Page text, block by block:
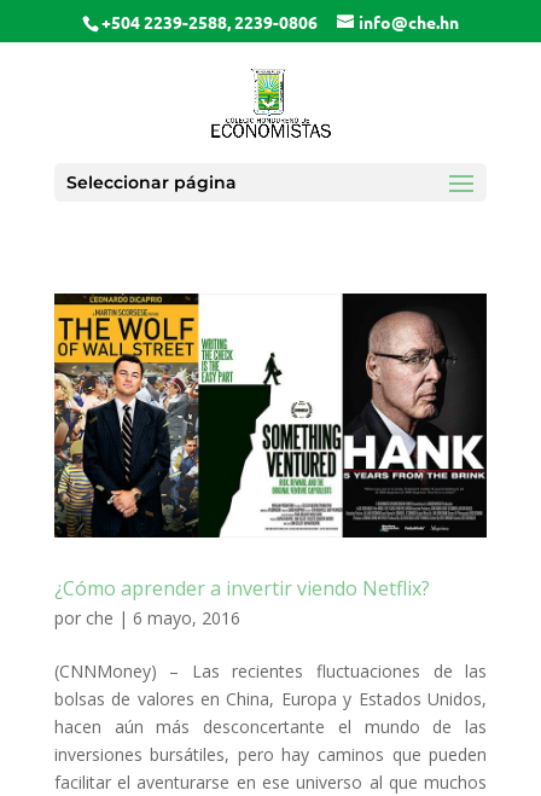
+504 2239-2588, 2239-0806 info@che.hn
Seleccionar página
¿Cómo aprender a invertir viendo Netflix?
por che | 6 mayo, 2016
(CNNMoney) – Las recientes fluctuaciones de las
bolsas de valores en China, Europa y Estados Unidos,
hacen aún más desconcertante el mundo de las
inversiones bursátiles, pero hay caminos que pueden
facilitar el aventurarse en ese universo al que muchos